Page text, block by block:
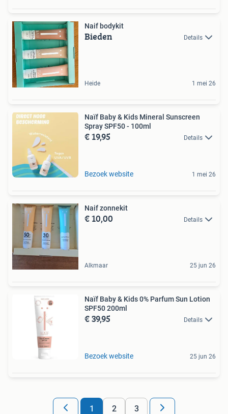
Naif bodykit
Bieden Details
Heide 1 mei 26
Naïf Baby & Kids Mineral Sunscreen
Spray SPF50 - 100ml
€ 19,95 Details
Bezoek website 1 mei 26
Naif zonnekit
€ 10,00 Details
Alkmaar 25 jun 26
Naïf Baby & Kids 0% Parfum Sun Lotion
SPF50 200ml
€ 39,95 Details
Bezoek website 25 jun 26
1 2 3